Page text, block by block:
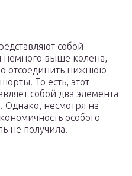
собой
выше колена,
отсоединить нижнюю
То есть, этот
собой два элемента
несмотря на
особого
не получила.